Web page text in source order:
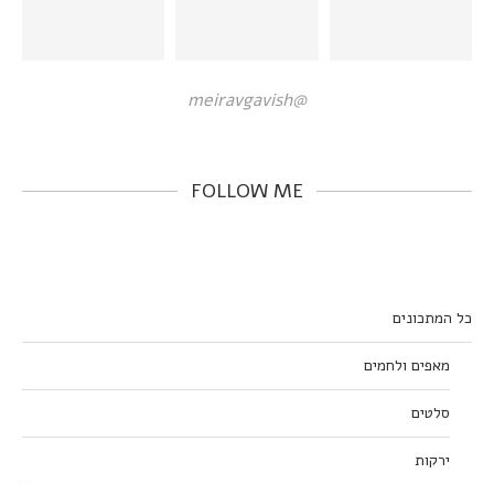
@meiravgavish
FOLLOW ME
כל המתכונים
מאפים ולחמים
סלטים
ירקות